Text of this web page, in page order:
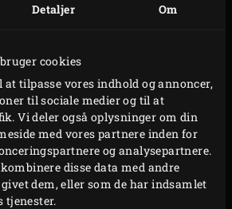
Detaljer Om
cookies
tilpasse vores indhold og annoncer,
til sociale medier og til at
Vi deler også oplysninger om din
med vores partnere inden for
og analysepartnere.
disse data med andre
dem, eller som de har indsamlet
tjenester.
OS